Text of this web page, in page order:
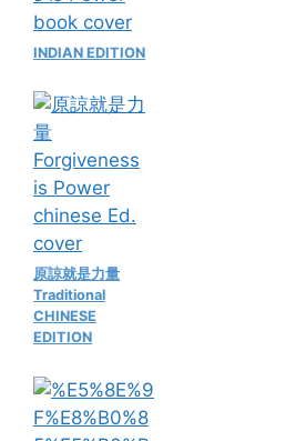
INDIAN EDITION
原諒就是力量
Traditional
CHINESE
EDITION